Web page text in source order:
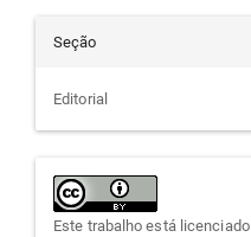
Seção
Editorial
Este trabalho está